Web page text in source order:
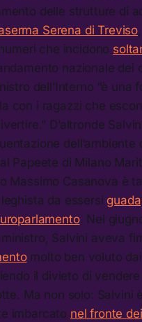
delle strutture di
Serena di Treviso
che incidono
nazionale dei
dell’Interno “è una
con i ragazzi che
D’altronde
Papeete di Milano
Massimo Casanova è
da essersi
. Nel
ministro, Salvini aveva
molto ben voluto
il divieto di
Ma non solo: Salvini
imbarcato nel fronte